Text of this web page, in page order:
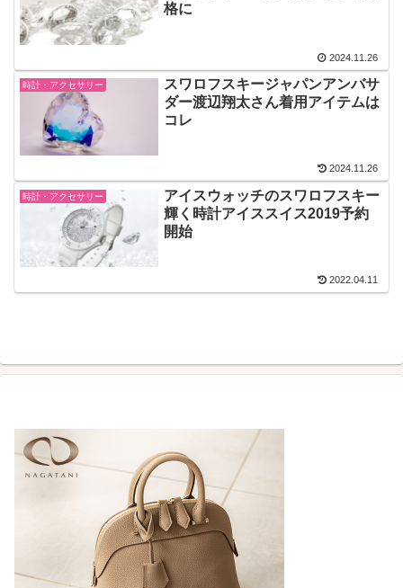
格に
2024.11.26
時計・アクセサリー
スワロフスキージャパンアンバサ
ダー渡辺翔太さん着用アイテムは
コレ
2024.11.26
時計・アクセサリー
アイスウォッチのスワロフスキー
輝く時計アイススイス2019予約
開始
2022.04.11